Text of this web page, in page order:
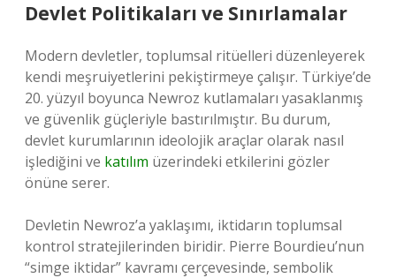
Devlet Politikaları ve Sınırlamalar
Modern devletler, toplumsal ritüelleri düzenleyerek
kendi meşruiyetlerini pekiştirmeye çalışır. Türkiye’de
20. yüzyıl boyunca Newroz kutlamaları yasaklanmış
ve güvenlik güçleriyle bastırılmıştır. Bu durum,
devlet kurumlarının ideolojik araçlar olarak nasıl
işlediğini ve katılım üzerindeki etkilerini gözler
önüne serer.
Devletin Newroz’a yaklaşımı, iktidarın toplumsal
kontrol stratejilerinden biridir. Pierre Bourdieu’nun
“simge iktidar” kavramı çerçevesinde, sembolik